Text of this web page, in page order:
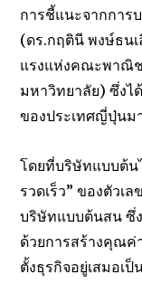
การชี้แนะจากการ
(ดร.กฤตินี พงษ์ธน
แรงแห่งคณะพาณิ
มหาวิทยาลัย) ซึ่งไ
ของประเทศญี่ปุ่นม
โดยที่บริษัทแบบต้น
รวดเร็ว” ของตัวเ
บริษัทแบบต้นสน ซึ่ง
ด้วยการสร้างคุณ
ตั้งธุรกิจอยู่เสมอเ